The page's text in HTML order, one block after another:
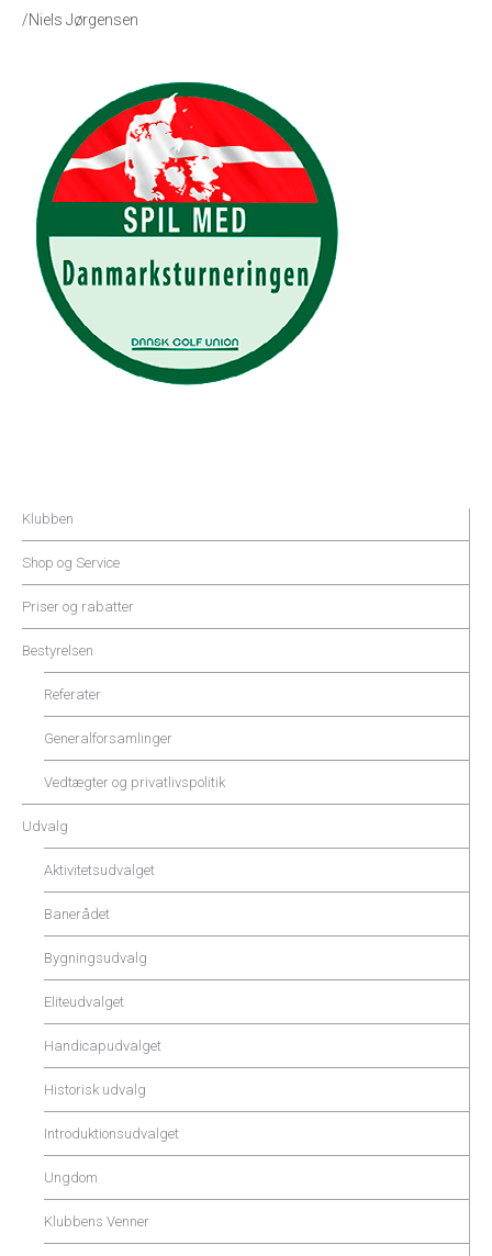
/Niels Jørgensen
Klubben
Shop og Service
Priser og rabatter
Bestyrelsen
Referater
Generalforsamlinger
Vedtægter og privatlivspolitik
Udvalg
Aktivitetsudvalget
Banerådet
Bygningsudvalg
Eliteudvalget
Handicapudvalget
Historisk udvalg
Introduktionsudvalget
Ungdom
Klubbens Venner